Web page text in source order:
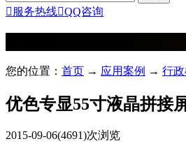
 服务热线QQ咨询
您的位置： 首页 → 应用案例 → 行
优色专显55寸液晶拼接
2015-09-06(4691)次浏览